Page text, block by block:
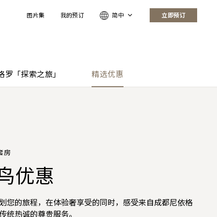
图片集 我的预订 简中 立即预订
罗「探索之旅」 精选优惠
臻享
可享高达75折的含早餐房价及夏季主题菜单人民币105
费额度。
房
优惠
您的旅程，在体验奢享受的同时，感受来自成都尼依格
统热诚的尊贵服务。
IFS X 成都尼依格罗
畅游尊享礼遇
共婵娟团圆礼盒
格罗酒店推出两款月饼礼盒，将「N」字logo重组呈献
，象征长寿、幸福。将时尚与传统结合，予您中秋快
爱之名」联名下午茶
格罗酒店携手EviDenS de Beauté伊菲丹以其限量版超
注浪漫巧思，共创「以爱之名」联名下午茶。
「亚洲万里通」里数
格罗酒店「夏日臻享」套餐即享三倍「亚洲万里通」里
礼遇